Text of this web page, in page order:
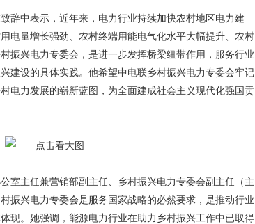
中表示，近年来，电力行业持续加快农村地区电力建
电量增长强劲、农村终端用能电气化水平大幅提升、农村
振兴电力专委会，是进一步发挥桥梁纽带作用，服务行业
建设的具体实践。他希望中电联乡村振兴电力专委会牢记
电力发展的崭新蓝图，为全面建成社会主义现代化强国贡
主任兼营销部副主任、乡村振兴电力专委会副主任（主
振兴电力专委会是服务国家战略的必然要求，是推动行业
现。她强调，能源电力行业在助力乡村振兴工作中已取得